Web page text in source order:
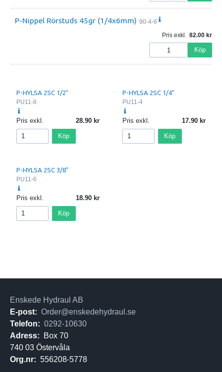
P-Nippel Rörstuds 45gr (1/4x6mm) 90-4-6
Pris exkl.
82.00
Köp
P-HYLSA 2SC 1/2"
PU11-8
Pris exkl. 28.90
Köp
P-HYLSA 2SC 1/4"
PU11-4
Pris exkl. 17.90
Köp
P-HYLSA 2SC 3/8"
PU11-6
Pris exkl. 18.90
Köp
Enskede Hydraul AB
E-post: Order@enskedehydraul.se
Telefon: 0292-10630
Adress:
Box 70
740 03 Östervåla
Org.nr: 556208-5778